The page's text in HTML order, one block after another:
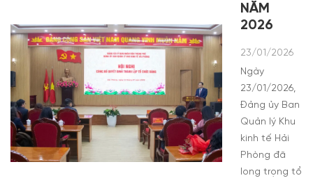
NĂM
2026
23/01/2026
Ngày
23/01/2026,
Đảng ủy Ban
Quản lý Khu
kinh tế Hải
Phòng đã
long trọng tổ